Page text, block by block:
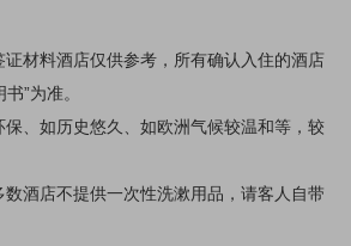
材料酒店仅供参考，所有确认入住的酒店
”为准。
、如历史悠久、如欧洲气候较温和等，较
酒店不提供一次性洗漱用品，请客人自带